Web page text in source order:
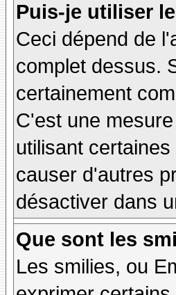
Puis-je utiliser
Ceci dépend de
complet dessus.
certainement
C'est une
utilisant
causer d'autres
désactiver dans
Que sont les
Les smilies, ou